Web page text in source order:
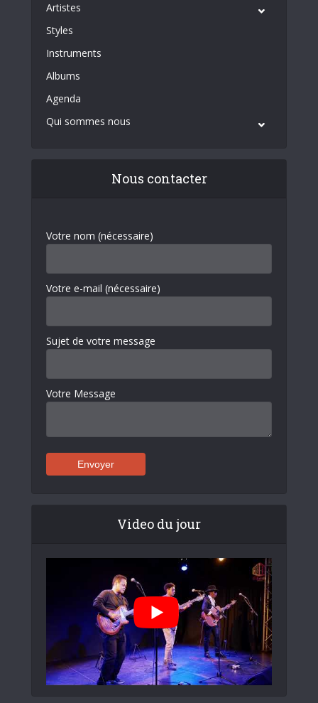
Artistes
Styles
Instruments
Albums
Agenda
Qui sommes nous
Nous contacter
Votre nom (nécessaire)
Votre e-mail (nécessaire)
Sujet de votre message
Votre Message
Video du jour